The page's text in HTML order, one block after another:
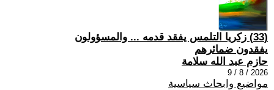
(33) زكريا التلمس يفقد قدمه ... والمسؤولون
يفقدون ضمائرهم
حازم عبد الله سلامة
2026 / 8 / 9
مواضيع وابحاث سياسية